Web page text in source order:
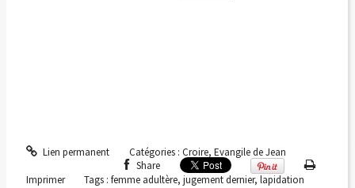
Lien permanent Catégories : Croire, Evangile de Jean
Share
Imprimer
Tags :femme adultère,jugement dernier,lapidation